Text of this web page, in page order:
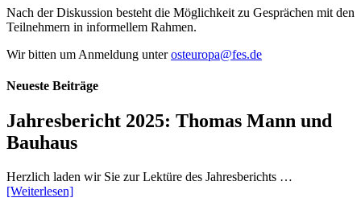
Nach der Diskussion besteht die Möglichkeit zu Gesprächen mit den
Teilnehmern in informellem Rahmen.
Wir bitten um Anmeldung unterosteuropa@fes.de
Neueste Beiträge
Jahresbericht 2025: Thomas Mann und
Bauhaus
Herzlich laden wir Sie zur Lektüre des Jahresberichts …
[Weiterlesen]